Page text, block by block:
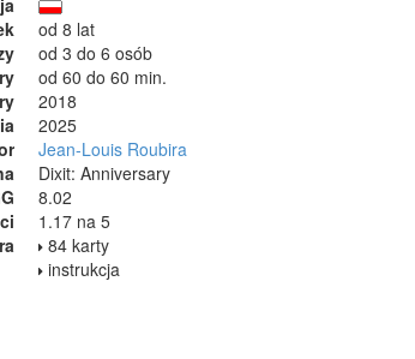
od 8 lat
od 3 do 6 osób
od 60 do 60 min.
2018
2025
Jean-Louis Roubira
Dixit: Anniversary
8.02
1.17 na 5
84 karty
instrukcja